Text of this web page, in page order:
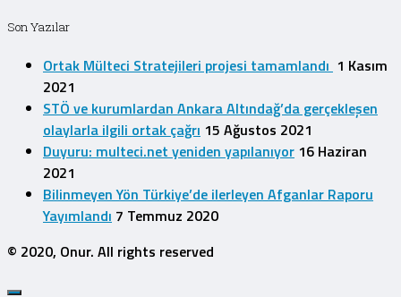
Son Yazılar
Ortak Mülteci Stratejileri projesi tamamlandı 1 Kasım
2021
STÖ ve kurumlardan Ankara Altındağ’da gerçekleşen
olaylarla ilgili ortak çağrı 15 Ağustos 2021
Duyuru: multeci.net yeniden yapılanıyor 16 Haziran
2021
Bilinmeyen Yön Türkiye’de ilerleyen Afganlar Raporu
Yayımlandı 7 Temmuz 2020
© 2020, Onur. All rights reserved